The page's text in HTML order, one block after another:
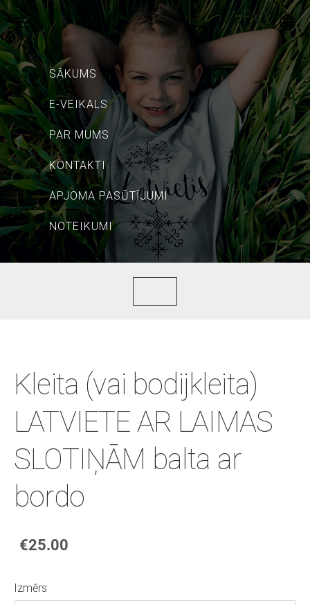
SĀKUMS
E-VEIKALS
PAR MUMS
KONTAKTI
APJOMA PASŪTĪJUMI
NOTEIKUMI
Kleita (vai bodijkleita)
LATVIETE AR LAIMAS
SLOTIŅĀM balta ar
bordo
€25.00
Izmērs